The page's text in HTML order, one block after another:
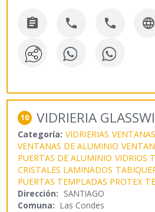
   
10 VIDRIERIA
Categoría: VIDRIERIAS
VENTANAS DE ALUMINIO
PUERTAS DE ALUMINIO VIDRIOS
CRISTALES LAMINADOS
PUERTAS TEMPLADAS PROTEX
Dirección: SANTIAGO
Comuna: Las Condes